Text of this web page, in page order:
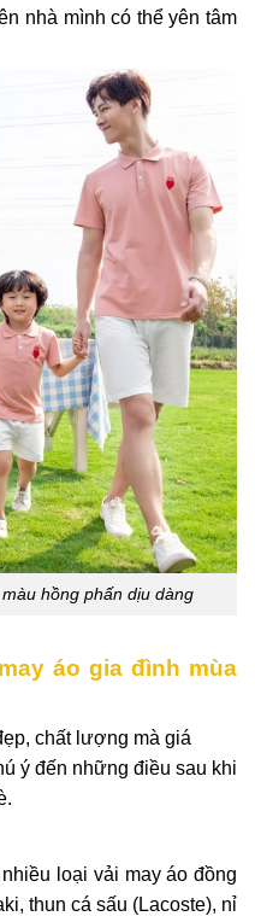
nhà mình có thể yên tâm
hồng phấn dịu dàng
áo gia đình mùa
chất lượng mà giá
ý đến những điều sau khi
loại vải may áo đồng
thun cá sấu (Lacoste), nỉ